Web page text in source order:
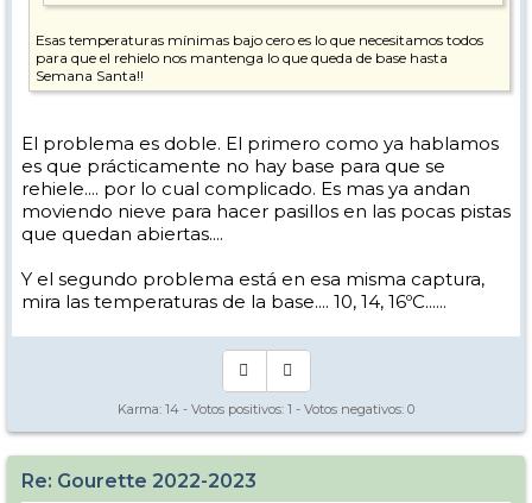
Esas temperaturas mínimas bajo cero es lo que necesitamos todos
para que el rehielo nos mantenga lo que queda de base hasta
Semana Santa!!
El problema es doble. El primero como ya hablamos
es que prácticamente no hay base para que se
rehiele.... por lo cual complicado. Es mas ya andan
moviendo nieve para hacer pasillos en las pocas pistas
que quedan abiertas....
Y el segundo problema está en esa misma captura,
mira las temperaturas de la base.... 10, 14, 16ºC......
Karma: 14 - Votos positivos: 1 - Votos negativos: 0
Re: Gourette 2022-2023